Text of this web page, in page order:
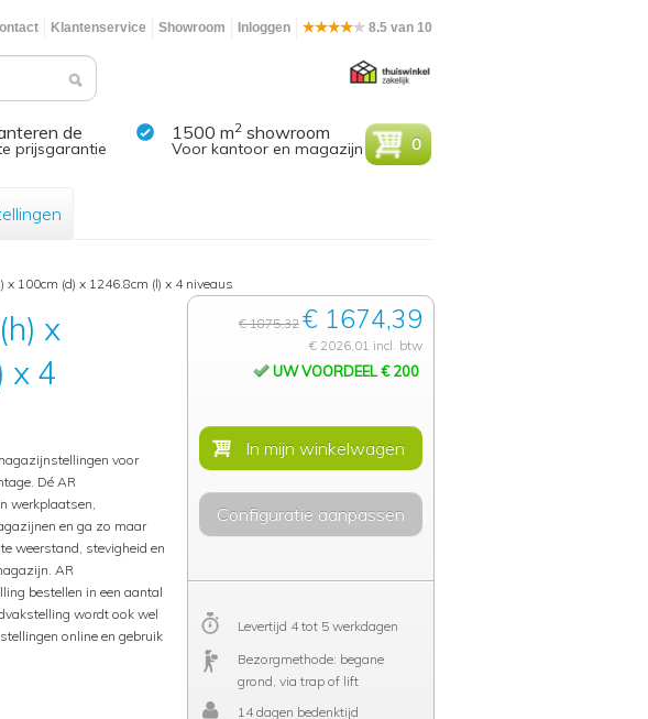
Klantenservice Showroom Inloggen 8.5 van 10
de
prijsgarantie
1500 m2 showroom
Voor kantoor en magazijn 0
100cm (d) x 1246.8cm (l) x 4 niveaus
x
x 4
voor
Dé AR
werkplaatsen,
en ga zo maar
weerstand, stevigheid en
AR
bestellen in een aantal
wordt ook wel
online en gebruik
€ 1875,32 € 1674,39
€ 2026,01 incl. btw
UW VOORDEEL € 200
Configuratie aanpassen
Levertijd 4 tot 5 werkdagen
Bezorgmethode: begane
grond, via trap of lift
14 dagen bedenktijd